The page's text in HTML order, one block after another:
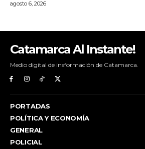
Catamarca Al Instante!
Medio digital de insformación de Catamarca.
PORTADAS
POLÍTICA Y ECONOMÍA
GENERAL
POLICIAL